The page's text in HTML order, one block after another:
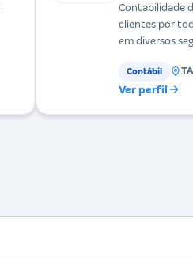
Contabilidade
clientes por
em diversos
Contábil
Ver perfil